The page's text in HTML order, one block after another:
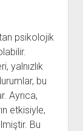
psikolojik
yalnızlık
bu
Ayrıca,
etkisiyle,
Bu